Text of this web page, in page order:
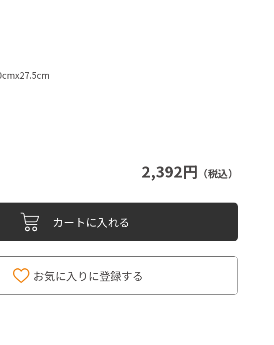
2,392円 （税込）
カートに入れる
お気に入りに登録する